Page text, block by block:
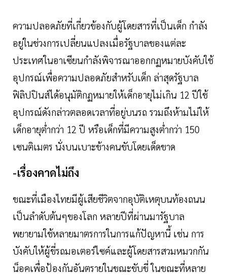
ความปลอดภัยที่เกี่ยวข้องกับผู้โดยสารที่เป็นเด็ก กำลัง
อยู่ในช่วงการเปลี่ยนแปลงเมื่อรัฐบาลของแต่ละ
ประเทศในอาเซียนกำลังพิจารณาออกกฏหมายบังคับใช้
อุปกรณ์เพื่อความปลอดภัยสำหรับเด็ก ล่าสุดรัฐบาล
ฟิลิปปินส์ได้อนุมัติกฏหมายให้เด็กอายุไม่เกิน 12 ปีใช้
อุปกรณ์ดังกล่าวตลอดเวลาที่อยู่บนรถ รวมถึงห้ามไม่ให้
เด็กอายุต่ำกว่า 12 ปี หรือเด็กที่มีความสูงต่ำกว่า 150
เซนติเมตร นั่งบนเบาะข้างคนขับโดยเด็ดขาด
-เรื่องคาดไม่ถึง
ขณะที่เมืองไทยมีผู้เสียชีวิตจากอุบัติเหตุบนท้องถนน
เป็นลำดับต้นๆของโลก หลายปีที่ผ่านมารัฐบาล
พยายามใช้หลายมาตรการในการแก้ปัญหานี้ เช่น การ
บังคับให้ผู้ขี่รถมอเตอร์ไซค์และผู้โดยสารสวมหมวกกัน
น็อคเพื่อป้องกันอันตรายในขณะขับขี่ ในขณะที่หลาย